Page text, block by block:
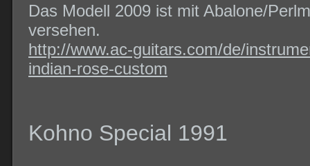
Das Modell 2009 ist mit Abalone/
versehen.
http://www.ac-guitars.com/de/
indian-rose-custom
Kohno Special 1991